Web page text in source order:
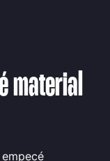
material